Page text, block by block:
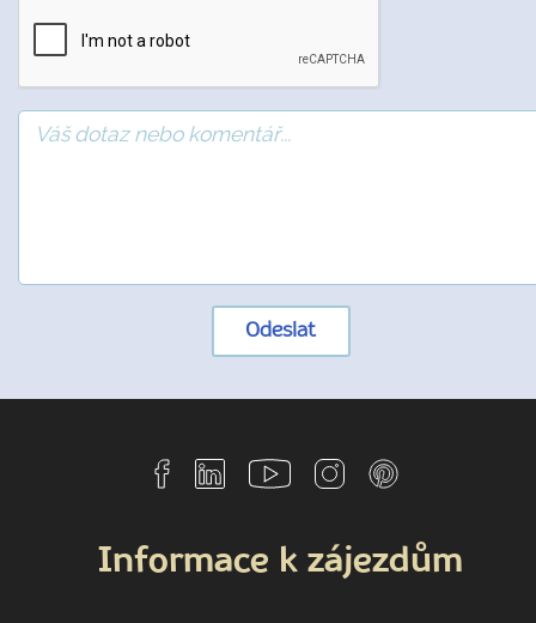
Odeslat
Informace k zájezdům